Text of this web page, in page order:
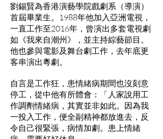
劉錫賢為香港演藝學院戲劇系（導演）
首屆畢業生。1988年他加入亞洲電視，
一直工作至2016年，曾演出多套電視劇
如《我來自潮州》，並主持綜藝節目。
他也參與電影及舞台劇工作，去年底更
客串演出粵劇。
自言是工作狂，患情緒病期間也沒刻意
停工，從中他有所體會：「人家說用工
作調劑情緒病，其實並非如此。因為我
一投入工作，便全副精神都放進去，反
令自己很緊張，病情加劇。患上情緒